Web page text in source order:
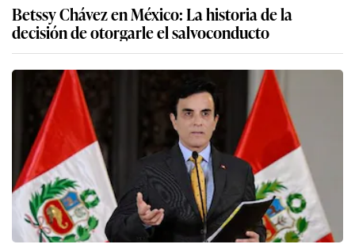
Betssy Chávez en México: La historia de la
decisión de otorgarle el salvoconducto